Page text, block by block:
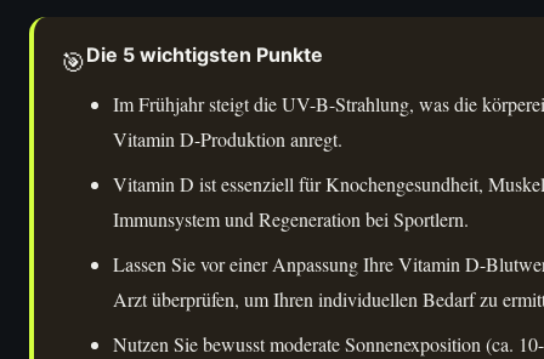
🎯Die 5 wichtigsten Punkte
Im Frühjahr steigt die UV-B-Strahlung, was die
Vitamin D-Produktion anregt.
Vitamin D ist essenziell für Knochengesundheit,
Immunsystem und Regeneration bei Sportlern.
Lassen Sie vor einer Anpassung Ihre Vitamin D-
Arzt überprüfen, um Ihren individuellen Bedarf zu
Nutzen Sie bewusst moderate Sonnenexposition (ca.